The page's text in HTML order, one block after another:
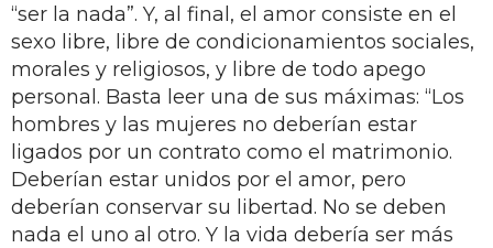
“ser la nada”. Y, al final, el amor consiste en el
sexo libre, libre de condicionamientos sociales,
morales y religiosos, y libre de todo apego
personal. Basta leer una de sus máximas: “Los
hombres y las mujeres no deberían estar
ligados por un contrato como el matrimonio.
Deberían estar unidos por el amor, pero
deberían conservar su libertad. No se deben
nada el uno al otro. Y la vida debería ser más